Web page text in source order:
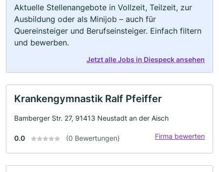
Aktuelle Stellenangebote in Vollzeit, Teilzeit, zur
Ausbildung oder als Minijob – auch für
Quereinsteiger und Berufseinsteiger. Einfach filtern
und bewerben.
Jetzt alle Jobs in Diespeck ansehen
Krankengymnastik Ralf Pfeiffer
Bamberger Str. 27, 91413 Neustadt an der Aisch
0.0 (0 Bewertungen) Firma bewerten